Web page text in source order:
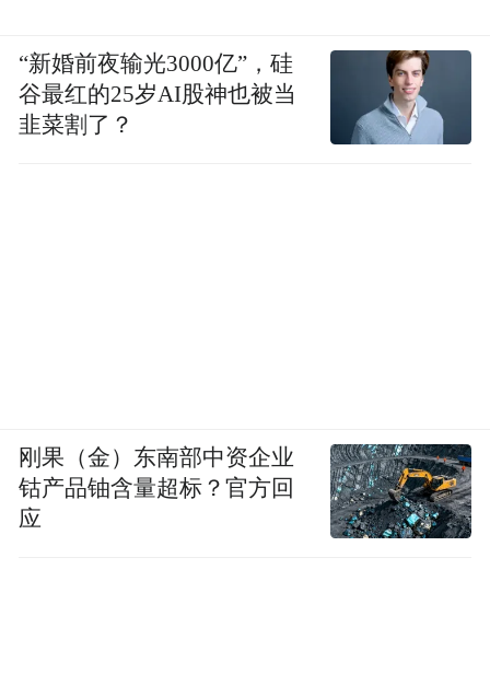
“新婚前夜输光3000亿”，硅
谷最红的25岁AI股神也被当
韭菜割了？
刚果（金）东南部中资企业
钴产品铀含量超标？官方回
应